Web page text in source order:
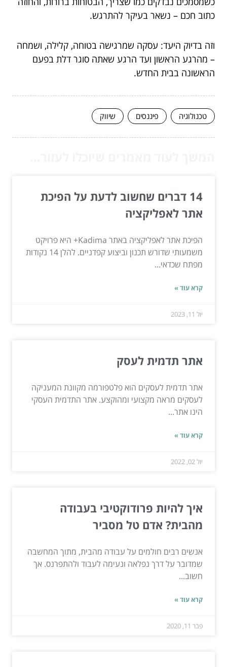
כתוב חכם – נשאר בעיקר להתרגש.
וזה בדיוק היעד: עסקה שמרגישה בטוחה, קלילה, ושמחה
– מהרגע הראשון ועד הרגע שאתה סוגר דלת בפעם
הראשונה בבית החדש.
טכנולוגיה פיננסים שיווק
14 דברים שחשוב לדעת על הפיכת
אתר לאפליקציה
הפיכת אתר לאפליקציה באתר Kadima+ היא פרויקט
משמעותי שדורש תכנון וביצוע קפדניים. להלן 14 נקודות
מפתח שכדאי...
קרא עוד »
יול 11, 2023
אתר תדמית לעסק
אתר תדמית לעסקים הוא פלטפורמה מקוונת המעניקה
לעסקים מראה מקצועי ומהוקצע. אתר התדמית העסקי
הינו אתר...
קרא עוד »
יול 02, 2022
איך להיות פרודוקטיבי בעבודה
מהבית? אדם טל מסביר
אנשים רבים חולמים על עבודה מהבית, מתוך המחשבה
שמדובר על דרך נפלאה ונעימה לעבוד ולהתפרנס. אך
חשוב...
קרא עוד »
פבר 11, 2020